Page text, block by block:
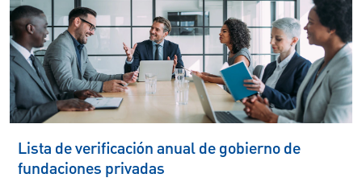
Lista de verificación anual de gobierno de
fundaciones privadas